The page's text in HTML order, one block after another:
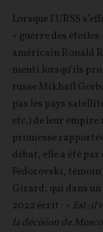
Lorsque l’URSS
« guerre des
américain Ronald
menti lorsqu’ils
russe Mikhaïl
pas les pays
etc.) de leur empire
promesse
débat, elle a été
Fedorovski, témoin
Girard, qui dans
2022 écrit : « Est-il
la décision de